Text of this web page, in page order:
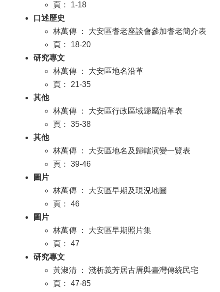
頁： 1-18
口述歷史
林萬傳 ： 大安區耆老座談會參加耆老簡介表
頁： 18-20
研究專文
林萬傳 ： 大安區地名沿革
頁： 21-35
其他
林萬傳 ： 大安區行政區域歸屬沿革表
頁： 35-38
其他
林萬傳 ： 大安區地名及歸轄演變一覽表
頁： 39-46
圖片
林萬傳 ： 大安區早期及現況地圖
頁： 46
圖片
林萬傳 ： 大安區早期照片集
頁： 47
研究專文
黃淑清 ： 淺析義芳居古厝與臺灣傳統民宅
頁： 47-85